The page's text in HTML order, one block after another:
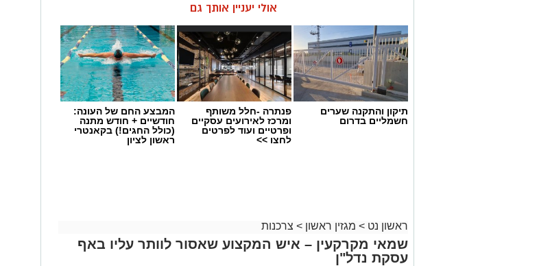
אולי יעניין אותך גם
תיקון והתקנה שערים
חשמליים בדרום
פנתרה -חלל משותף
ומרכז לאירועים עסקיים
ופרטיים ועוד לפרטים
לחצו >>
המבצע החם של העונה:
חודשיים + חודש מתנה
(כולל החגים!) בקאנטרי
ראשון לציון
ראשון נט > מגזין ראשון > צרכנות
שמאי מקרקעין – איש המקצוע שאסור לוותר עליו באף
עסקת נדל"ן